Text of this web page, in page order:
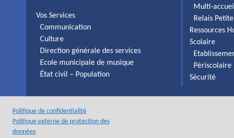
Vos Services
Communication
Culture
Direction générale des services
Ecole municipale de musique
État civil – Population
Multi-
Relais
Ressources
Scolaire
Périscolaire
Sécurité
Politique de confidentialité
Politique externe de protection des
données